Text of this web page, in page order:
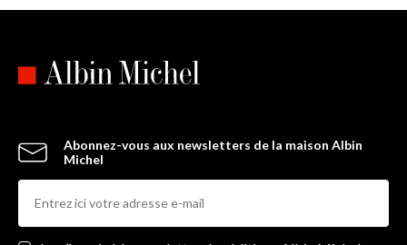
Abonnez-vous aux newsletters de la maison Albin
Michel